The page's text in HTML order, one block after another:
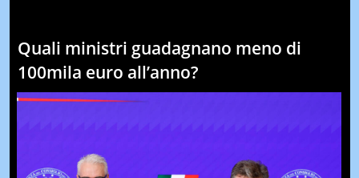
Quali ministri guadagnano meno di
100mila euro all’anno?